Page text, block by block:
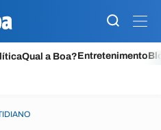
Qual a Boa?Entretenimento